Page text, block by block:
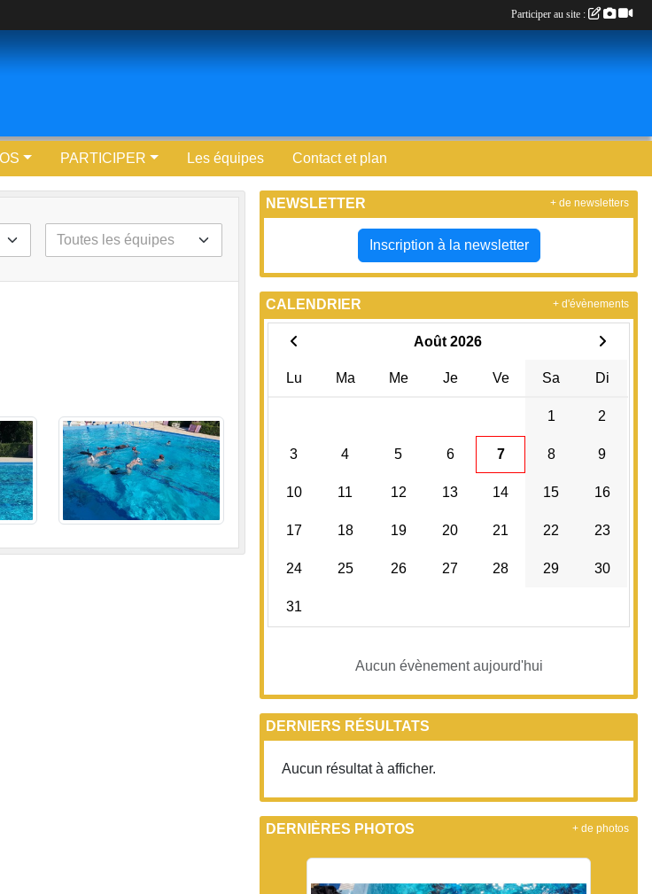
PARTICIPER Les équipes Contact et plan
NEWSLETTER
Inscription à la newsletter
+ de newsletters
CALENDRIER
Août 2026
Lu Ma Me Je Ve Sa Di
1 2
3 4 5 6 7 8 9
10 11 12 13 14 15 16
17 18 19 20 21 22 23
24 25 26 27 28 29 30
31
Aucun évènement aujourd'hui
+ d'évènements
DERNIERS RÉSULTATS
Aucun résultat à afficher.
DERNIÈRES PHOTOS + de photos
Participer au site :